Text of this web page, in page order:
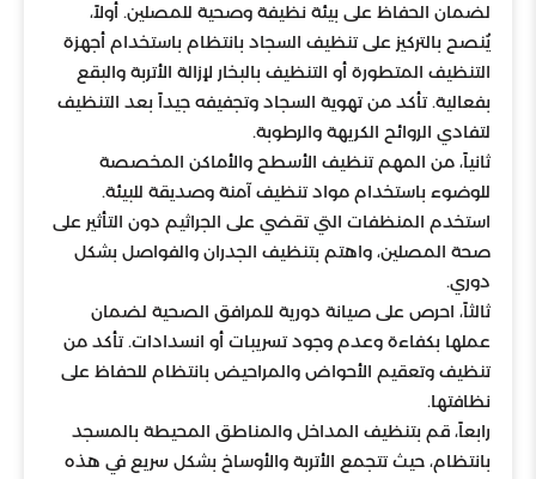
لضمان الحفاظ على بيئة نظيفة وصحية للمصلين. أولاً،
يُنصح بالتركيز على تنظيف السجاد بانتظام باستخدام أجهزة
التنظيف المتطورة أو التنظيف بالبخار لإزالة الأتربة والبقع
بفعالية. تأكد من تهوية السجاد وتجفيفه جيداً بعد التنظيف
لتفادي الروائح الكريهة والرطوبة.
ثانياً، من المهم تنظيف الأسطح والأماكن المخصصة
للوضوء باستخدام مواد تنظيف آمنة وصديقة للبيئة.
استخدم المنظفات التي تقضي على الجراثيم دون التأثير على
صحة المصلين، واهتم بتنظيف الجدران والفواصل بشكل
دوري.
ثالثاً، احرص على صيانة دورية للمرافق الصحية لضمان
عملها بكفاءة وعدم وجود تسريبات أو انسدادات. تأكد من
تنظيف وتعقيم الأحواض والمراحيض بانتظام للحفاظ على
نظافتها.
رابعاً، قم بتنظيف المداخل والمناطق المحيطة بالمسجد
بانتظام، حيث تتجمع الأتربة والأوساخ بشكل سريع في هذه